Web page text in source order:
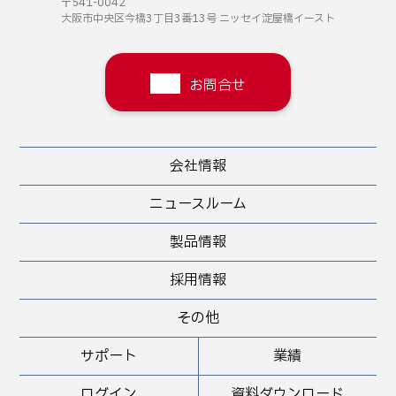
大阪市中央区今橋3丁目3番13号 ニッセイ淀屋橋イースト
お問合せ
会社情報
ニュースルーム
製品情報
サポート 業績
採用情報
その他